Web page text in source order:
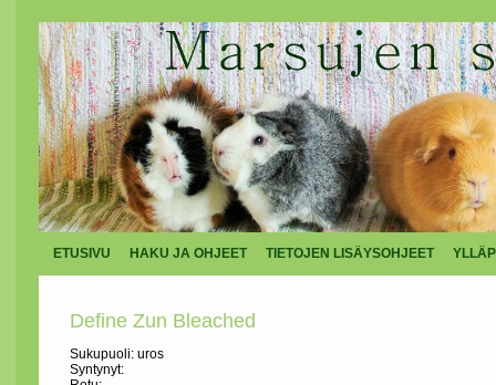
ETUSIVU HAKU JA OHJEET TIETOJEN LISÄYSOHJEET
Define Zun Bleached
Sukupuoli: uros
Syntynyt: